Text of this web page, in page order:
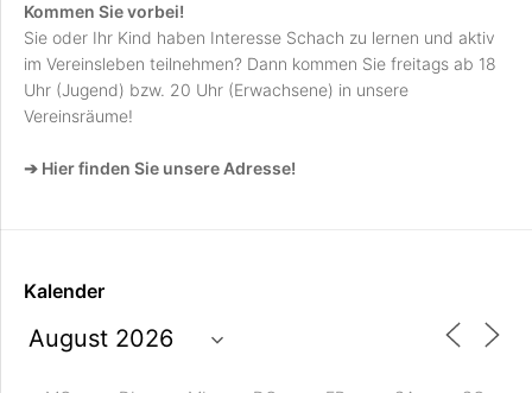
Kommen Sie vorbei!
Sie oder Ihr Kind haben Interesse Schach zu lernen und aktiv
im Vereinsleben teilnehmen? Dann kommen Sie freitags ab 18
Uhr (Jugend) bzw. 20 Uhr (Erwachsene) in unsere
Vereinsräume!
➔ Hier finden Sie unsere Adresse!
Kalender